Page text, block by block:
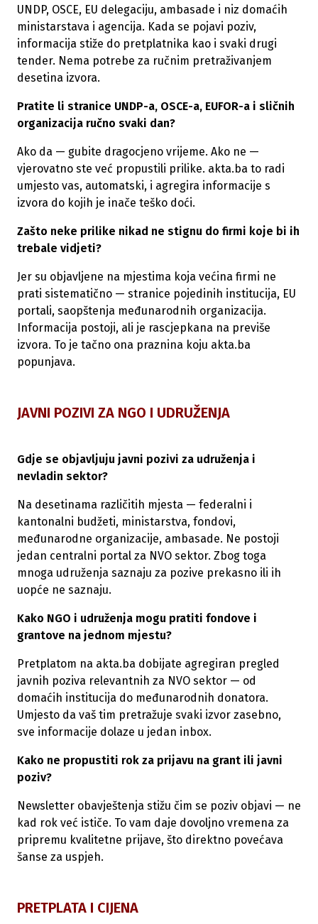
UNDP, OSCE, EU delegaciju, ambasade i niz domaćih
ministarstava i agencija. Kada se pojavi poziv,
informacija stiže do pretplatnika kao i svaki drugi
tender. Nema potrebe za ručnim pretraživanjem
desetina izvora.
Pratite li stranice UNDP-a, OSCE-a, EUFOR-a i sličnih
organizacija ručno svaki dan?
Ako da — gubite dragocjeno vrijeme. Ako ne —
vjerovatno ste već propustili prilike. akta.ba to radi
umjesto vas, automatski, i agregira informacije s
izvora do kojih je inače teško doći.
Zašto neke prilike nikad ne stignu do firmi koje bi ih
trebale vidjeti?
Jer su objavljene na mjestima koja većina firmi ne
prati sistematično — stranice pojedinih institucija, EU
portali, saopštenja međunarodnih organizacija.
Informacija postoji, ali je rascjepkana na previše
izvora. To je tačno ona praznina koju akta.ba
popunjava.
JAVNI POZIVI ZA NGO I UDRUŽENJA
Gdje se objavljuju javni pozivi za udruženja i
nevladin sektor?
Na desetinama različitih mjesta — federalni i
kantonalni budžeti, ministarstva, fondovi,
međunarodne organizacije, ambasade. Ne postoji
jedan centralni portal za NVO sektor. Zbog toga
mnoga udruženja saznaju za pozive prekasno ili ih
uopće ne saznaju.
Kako NGO i udruženja mogu pratiti fondove i
grantove na jednom mjestu?
Pretplatom na akta.ba dobijate agregiran pregled
javnih poziva relevantnih za NVO sektor — od
domaćih institucija do međunarodnih donatora.
Umjesto da vaš tim pretražuje svaki izvor zasebno,
sve informacije dolaze u jedan inbox.
Kako ne propustiti rok za prijavu na grant ili javni
poziv?
Newsletter obavještenja stižu čim se poziv objavi — ne
kad rok već ističe. To vam daje dovoljno vremena za
pripremu kvalitetne prijave, što direktno povećava
šanse za uspjeh.
PRETPLATA I CIJENA